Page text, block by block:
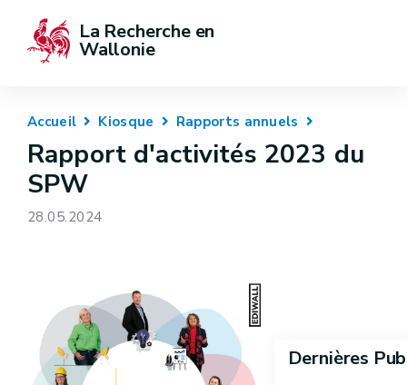
La Recherche en
Wallonie
Accueil Kiosque Rapports annuels
Rapport d'activités 2023 du
SPW
28.05.2024
Dernières